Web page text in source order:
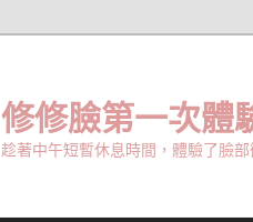
修修臉第一次體
趁著中午短暫休息時間，體驗了臉